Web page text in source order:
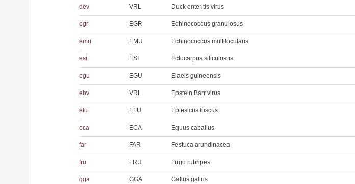
dev VRL Duck enteritis virus
egr EGR Echinococcus granulosus
emu EMU Echinococcus multilocularis
esi ESI Ectocarpus siliculosus
egu EGU Elaeis guineensis
ebv VRL Epstein Barr virus
efu EFU Eptesicus fuscus
eca ECA Equus caballus
far FAR Festuca arundinacea
fru FRU Fugu rubripes
gga GGA Gallus gallus